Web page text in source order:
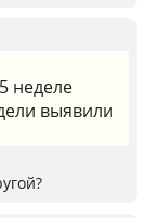
неделе
выявили